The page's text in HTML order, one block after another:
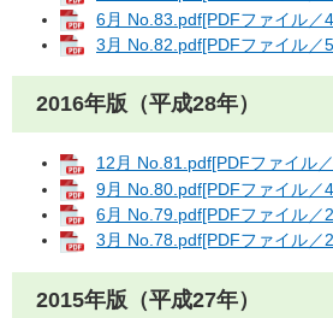
6月 No.83.pdf[PDFファイル／
3月 No.82.pdf[PDFファイル／
2016年版（平成28年）
12月 No.81.pdf[PDFファイル
9月 No.80.pdf[PDFファイル／
6月 No.79.pdf[PDFファイル／
3月 No.78.pdf[PDFファイル／
2015年版（平成27年）